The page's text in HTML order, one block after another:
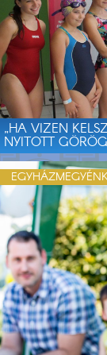
„HA VIZEN
NYITOTT